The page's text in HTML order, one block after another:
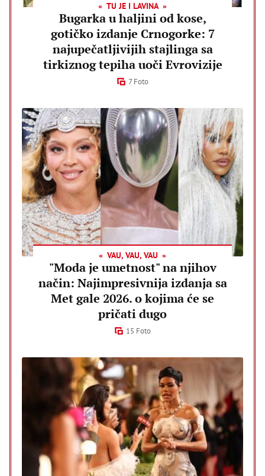
TU JE I LAVINA
Bugarka u haljini od kose,
gotičko izdanje Crnogorke: 7
najupečatljivijih stajlinga sa
tirkiznog tepiha uoči Evrovizije
7 Foto
VAU, VAU, VAU
"Moda je umetnost" na njihov
način: Najimpresivnija izdanja sa
Met gale 2026. o kojima će se
pričati dugo
15 Foto